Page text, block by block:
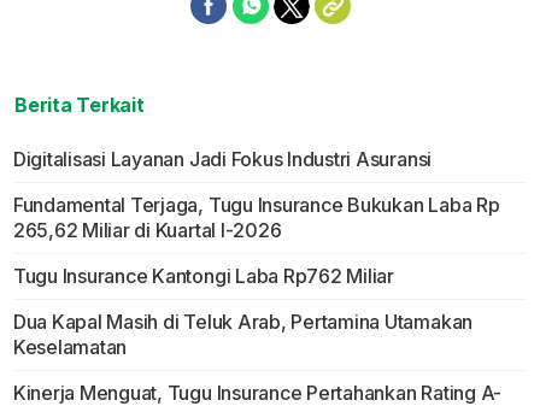
Berita Terkait
Digitalisasi Layanan Jadi Fokus Industri Asuransi
Fundamental Terjaga, Tugu Insurance Bukukan Laba Rp
265,62 Miliar di Kuartal I-2026
Tugu Insurance Kantongi Laba Rp762 Miliar
Dua Kapal Masih di Teluk Arab, Pertamina Utamakan
Keselamatan
Kinerja Menguat, Tugu Insurance Pertahankan Rating A-